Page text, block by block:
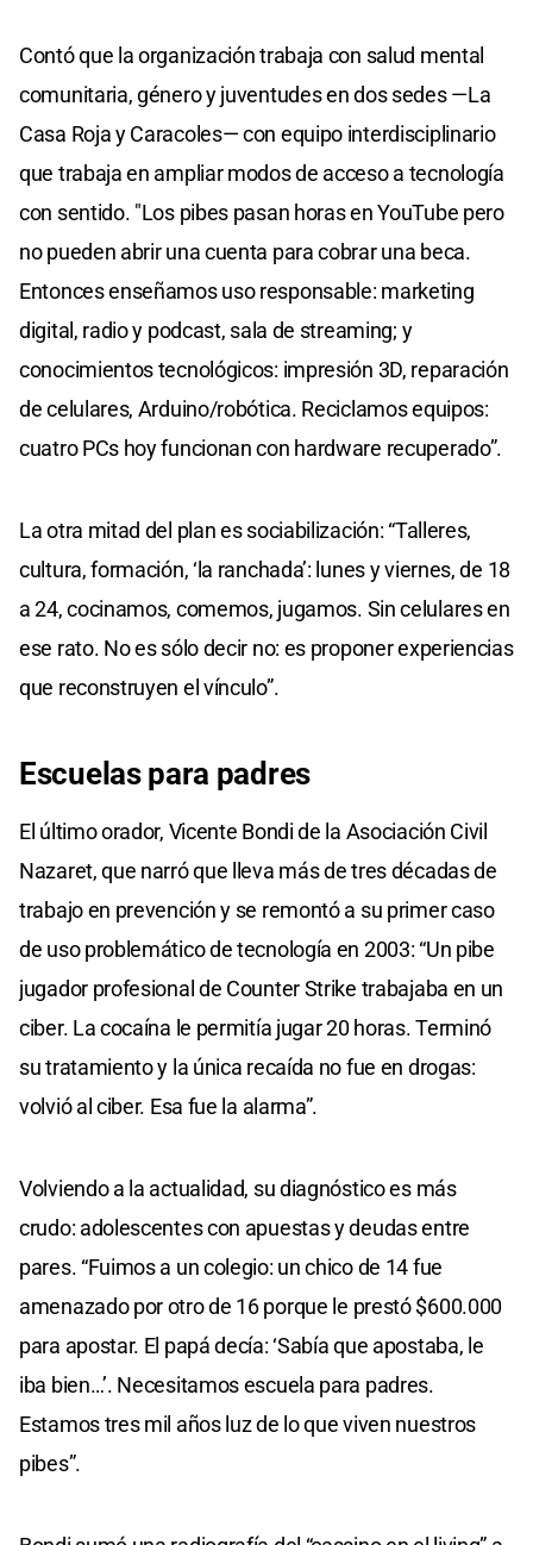
Contó que la organización trabaja con salud mental
comunitaria, género y juventudes en dos sedes —La
Casa Roja y Caracoles— con equipo interdisciplinario
que trabaja en ampliar modos de acceso a tecnología
con sentido. "Los pibes pasan horas en YouTube pero
no pueden abrir una cuenta para cobrar una beca.
Entonces enseñamos uso responsable: marketing
digital, radio y podcast, sala de streaming; y
conocimientos tecnológicos: impresión 3D, reparación
de celulares, Arduino/robótica. Reciclamos equipos:
cuatro PCs hoy funcionan con hardware recuperado”.
La otra mitad del plan es sociabilización: “Talleres,
cultura, formación, ‘la ranchada’: lunes y viernes, de 18
a 24, cocinamos, comemos, jugamos. Sin celulares en
ese rato. No es sólo decir no: es proponer experiencias
que reconstruyen el vínculo”.
Escuelas para padres
El último orador, Vicente Bondi de la Asociación Civil
Nazaret, que narró que lleva más de tres décadas de
trabajo en prevención y se remontó a su primer caso
de uso problemático de tecnología en 2003: “Un pibe
jugador profesional de Counter Strike trabajaba en un
ciber. La cocaína le permitía jugar 20 horas. Terminó
su tratamiento y la única recaída no fue en drogas:
volvió al ciber. Esa fue la alarma”.
Volviendo a la actualidad, su diagnóstico es más
crudo: adolescentes con apuestas y deudas entre
pares. “Fuimos a un colegio: un chico de 14 fue
amenazado por otro de 16 porque le prestó $600.000
para apostar. El papá decía: ‘Sabía que apostaba, le
iba bien…’. Necesitamos escuela para padres.
Estamos tres mil años luz de lo que viven nuestros
pibes”.